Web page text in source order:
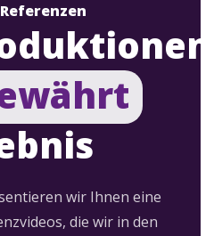
wir Ihnen eine
die wir in den